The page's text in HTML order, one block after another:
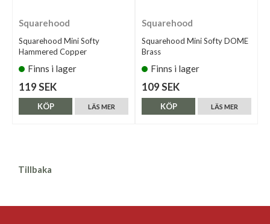
Squarehood
Squarehood Mini Softy
Hammered Copper
Finns i lager
119 SEK
LÄS MER
KÖP
Squarehood
Squarehood Mini Softy DOME
Brass
Finns i lager
109 SEK
LÄS MER
KÖP
Tillbaka